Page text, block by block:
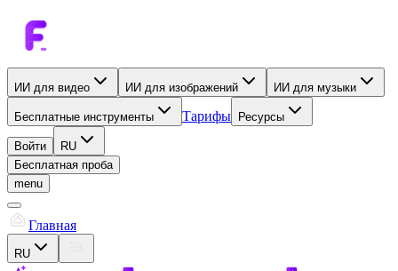
ИИ для видео ИИ для изображений ИИ для музыки
Бесплатные инструменты Тарифы Ресурсы
Войти
RU
Бесплатная проба
menu
Главная
RU